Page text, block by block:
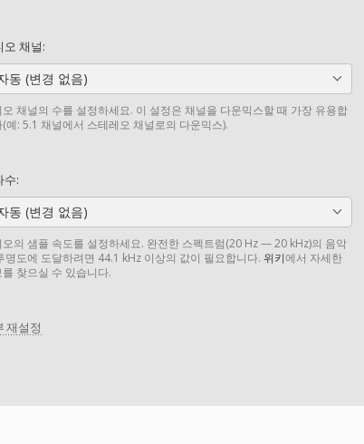
오 채널:
동 (변경 없음)
오 채널의 수를 설정하세요. 이 설정은 채널을 다운믹스할 때 가장 유용합
(예: 5.1 채널에서 스테레오 채널로의 다운믹스).
수:
동 (변경 없음)
오의 샘플 속도를 설정하세요. 완전한 스펙트럼(20 Hz — 20 kHz)의 음악
명도에 도달하려면 44.1 kHz 이상의 값이 필요합니다. 위키에서 자세한
를 찾으실 수 있습니다.
재설정